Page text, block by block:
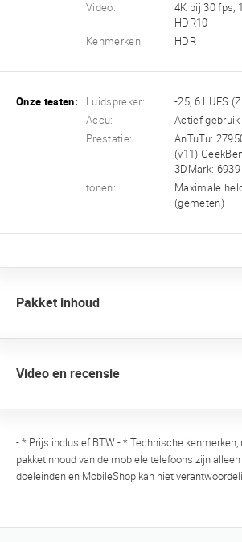
Video:
4K bij 30 fps,
HDR10+
Kenmerken:
HDR
Onze testen: Luidspreker:
-25, 6 LUFS
Accu:
Actief
Prestatie:
AnTuTu:
(v11)
3DMark:
tonen:
Maximale
(gemeten)
Pakket inhoud
Video en recensie
- * Prijs inclusief BTW - * Technische kenmerken,
pakketinhoud van de mobiele telefoons zijn
doeleinden en MobileShop kan niet